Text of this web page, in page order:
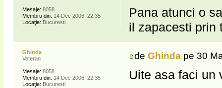
Pana atunci o
il zapacesti prin
Mesaje: 8058
Membru din: 14 Dec 2006, 22:35
Locaţie: Bucuresti
deGhinda pe 30
Uite asa faci un
Ghinda
Veteran
Mesaje: 8058
Membru din: 14 Dec 2006, 22:35
Locaţie: Bucuresti